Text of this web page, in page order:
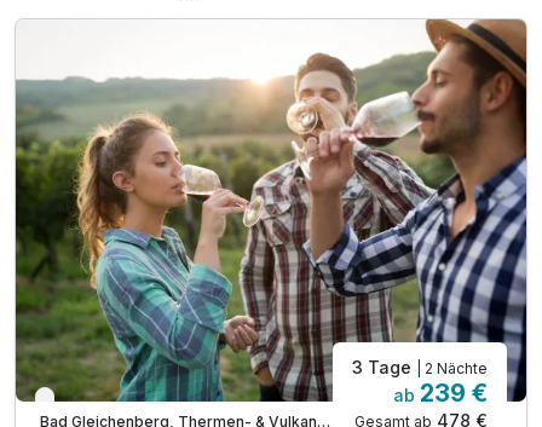
Nur noch bis Oktober
Bad Gleichenberg, Thermen- & Vulkanland Steiermark
3 Tage | 2 Nächte
ab 239 €
Gesamt ab 478 €